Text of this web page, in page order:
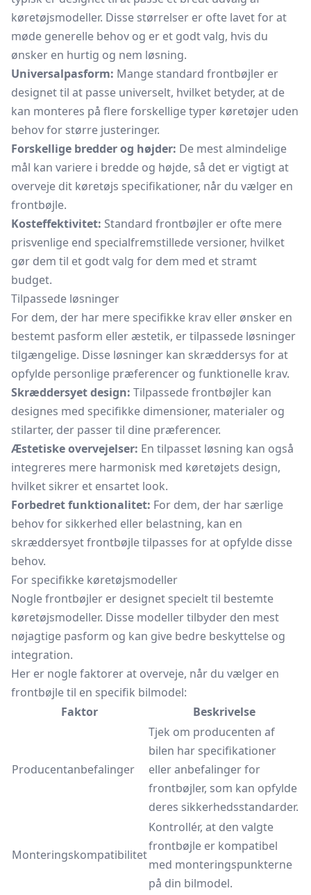
køretøjsmodeller. Disse størrelser er ofte lavet for at
møde generelle behov og er et godt valg, hvis du
ønsker en hurtig og nem løsning.
Universalpasform: Mange standard frontbøjler er
designet til at passe universelt, hvilket betyder, at de
kan monteres på flere forskellige typer køretøjer uden
behov for større justeringer.
Forskellige bredder og højder: De mest almindelige
mål kan variere i bredde og højde, så det er vigtigt at
overveje dit køretøjs specifikationer, når du vælger en
frontbøjle.
Kosteffektivitet: Standard frontbøjler er ofte mere
prisvenlige end specialfremstillede versioner, hvilket
gør dem til et godt valg for dem med et stramt
budget.
Tilpassede løsninger
For dem, der har mere specifikke krav eller ønsker en
bestemt pasform eller æstetik, er tilpassede løsninger
tilgængelige. Disse løsninger kan skræddersys for at
opfylde personlige præferencer og funktionelle krav.
Skræddersyet design: Tilpassede frontbøjler kan
designes med specifikke dimensioner, materialer og
stilarter, der passer til dine præferencer.
Æstetiske overvejelser: En tilpasset løsning kan også
integreres mere harmonisk med køretøjets design,
hvilket sikrer et ensartet look.
Forbedret funktionalitet: For dem, der har særlige
behov for sikkerhed eller belastning, kan en
skræddersyet frontbøjle tilpasses for at opfylde disse
behov.
For specifikke køretøjsmodeller
Nogle frontbøjler er designet specielt til bestemte
køretøjsmodeller. Disse modeller tilbyder den mest
nøjagtige pasform og kan give bedre beskyttelse og
integration.
Her er nogle faktorer at overveje, når du vælger en
frontbøjle til en specifik bilmodel:
Faktor
Beskrivelse
Producentanbefalinger
Tjek om producenten af
bilen har specifikationer
eller anbefalinger for
frontbøjler, som kan opfylde
deres sikkerhedsstandarder.
Monteringskompatibilitet
Kontrollér, at den valgte
frontbøjle er kompatibel
med monteringspunkterne
på din bilmodel.